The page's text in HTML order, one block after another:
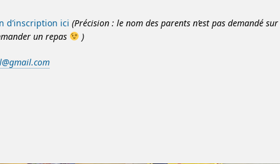
d’inscription ici (Précision : le nom des parents n’est pas demandé
un repas
)